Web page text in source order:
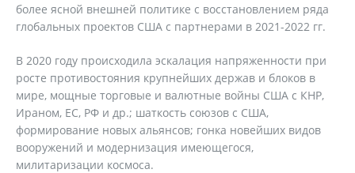
более ясной внешней политике с восстановлением ряда
глобальных проектов США с партнерами в 2021-2022 гг.
В 2020 году происходила эскалация напряженности при
росте противостояния крупнейших держав и блоков в
мире, мощные торговые и валютные войны США с КНР,
Ираном, ЕС, РФ и др.; шаткость союзов с США,
формирование новых альянсов; гонка новейших видов
вооружений и модернизация имеющегося,
милитаризации космоса.